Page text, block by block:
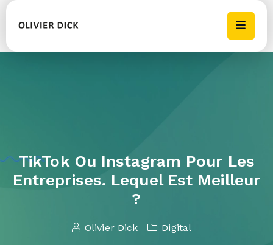
TikTok Ou Instagram Pour Les
Entreprises. Lequel Est Meilleur
?
Olivier Dick Digital